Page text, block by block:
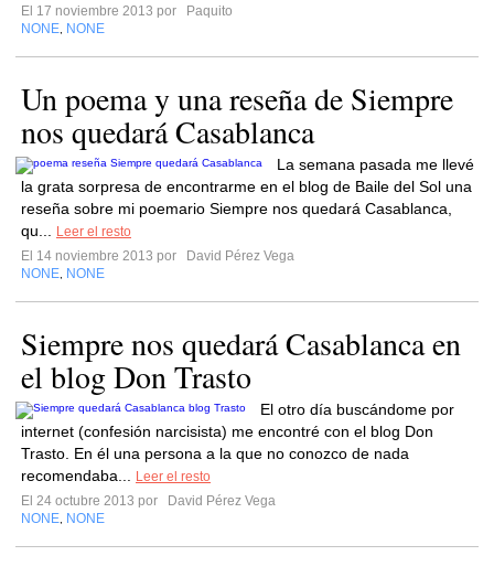
El 17 noviembre 2013 por
Paquito
NONE NONE
Un poema y una reseña de Siempre
nos quedará Casablanca
La semana pasada me llevé
la grata sorpresa de encontrarme en el blog de Baile del Sol una
reseña sobre mi poemario Siempre nos quedará Casablanca,
qu...
Leer el resto
El 14 noviembre 2013 por
David Pérez Vega
NONE NONE
Siempre nos quedará Casablanca en
el blog Don Trasto
El otro día buscándome por
internet (confesión narcisista) me encontré con el blog Don
Trasto. En él una persona a la que no conozco de nada
recomendaba...
Leer el resto
El 24 octubre 2013 por
David Pérez Vega
NONE NONE